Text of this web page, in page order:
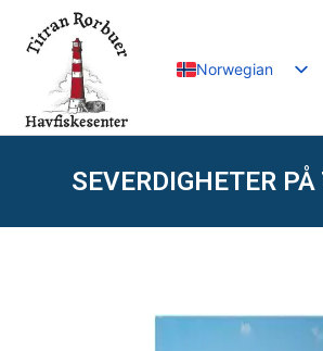
Norwegian
German
SEVERDIGHETER